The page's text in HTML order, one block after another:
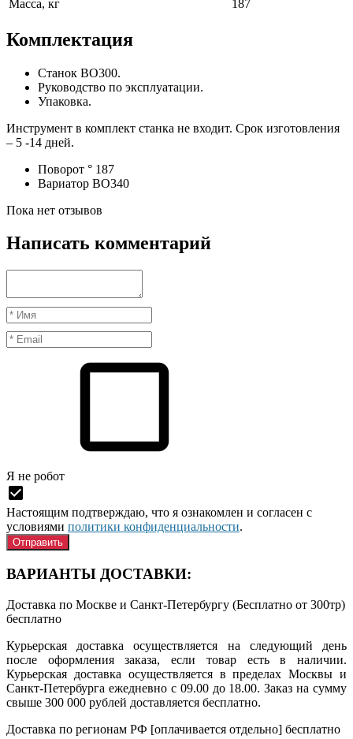
Масса, кг
187
Комплектация
Станок ВО300.
Руководство по эксплуатации.
Упаковка.
Инструмент в комплект станка не входит. Срок изготовления
– 5 -14 дней.
Поворот ° 187
Вариатор ВО340
Пока нет отзывов
Написать комментарий
Я нe рoбoт
Настоящим подтверждаю, что я ознакомлен и согласен с
условиями политики конфиденциальности.
ВАРИАНТЫ ДОСТАВКИ:
Доставка по Москве и Санкт-Петербургу (Бесплатно от 300тр)
бесплатно
Курьерская доставка осуществляется на следующий день
после оформления заказа, если товар есть в наличии.
Курьерская доставка осуществляется в пределах Москвы и
Санкт-Петербурга ежедневно с 09.00 до 18.00. Заказ на сумму
свыше 300 000 рублей доставляется бесплатно.
Доставка по регионам РФ [оплачивается отдельно] бесплатно